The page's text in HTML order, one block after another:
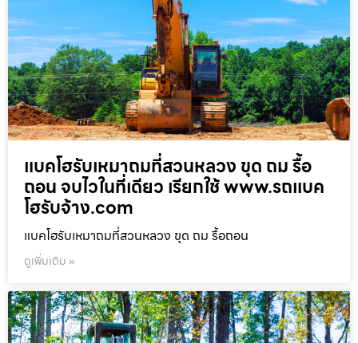
แบคโฮรับเหมาถมที่สวนหลวง ขุด ถม รื้อ
ถอน จบไวในที่เดียว เรียกใช้ www.รถแบค
โฮรับจ้าง.com
แบคโฮรับเหมาถมที่สวนหลวง ขุด ถม รื้อถอน
ดูเพิ่มเติม »